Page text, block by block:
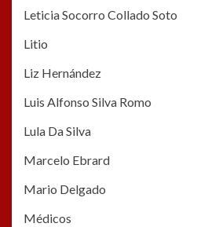
Leticia Socorro Collado Soto
Litio
Liz Hernández
Luis Alfonso Silva Romo
Lula Da Silva
Marcelo Ebrard
Mario Delgado
Médicos